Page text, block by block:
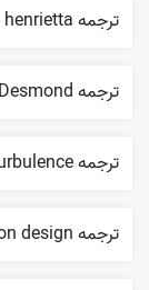
ترجمه henrietta
ترجمه Desmond
ترجمه clear-air turbulence
ترجمه fashion design